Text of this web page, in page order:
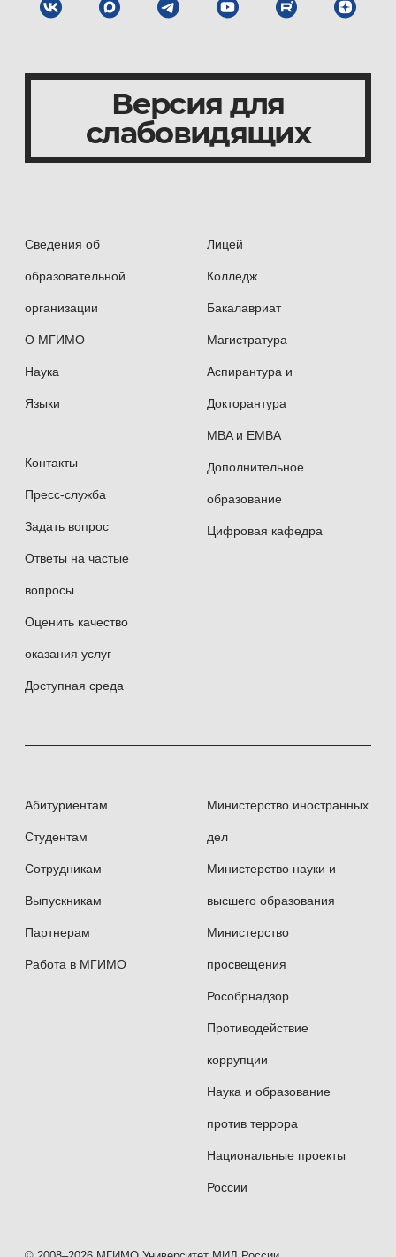
Сведения об
образовательной
организации
О МГИМО
Наука
Языки
Контакты
Пресс-служба
Задать вопрос
Ответы на частые
вопросы
Оценить качество
оказания услуг
Доступная среда
Лицей
Колледж
Бакалавриат
Магистратура
Аспирантура и
Докторантура
MBA и EMBA
Дополнительное
образование
Цифровая кафедра
Абитуриентам
Студентам
Сотрудникам
Выпускникам
Партнерам
Работа в МГИМО
Министерство иностранных
дел
Министерство науки и
высшего образования
Министерство
просвещения
Рособрнадзор
Противодействие
коррупции
Наука и образование
против террора
Национальные проекты
России
Версия для
слабовидящих